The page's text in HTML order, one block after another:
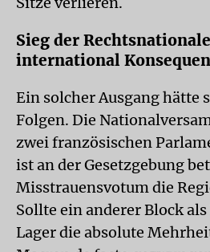
Sieg der
international
Ein solcher Ausgang hätte
Folgen. Die
zwei französischen
ist an der Gesetzgebung
Misstrauensvotum die
Sollte ein anderer Block
Lager die absolute